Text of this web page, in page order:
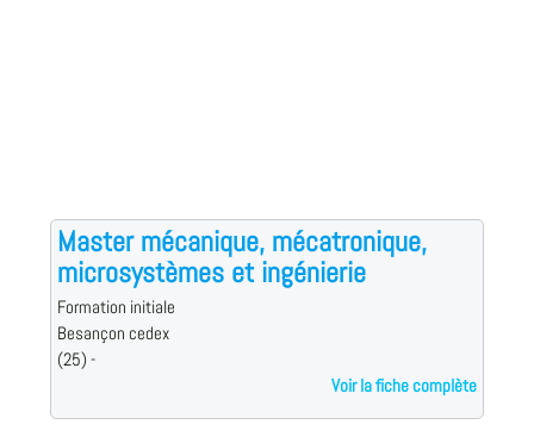
Master mécanique, mécatronique,
microsystèmes et ingénierie
Formation initiale
Besançon cedex
(25) -
Voir la fiche complète